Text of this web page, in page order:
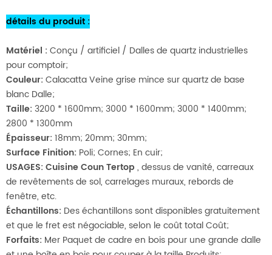
détails du produit :
Matériel :Conçu / artificiel / Dalles de quartz industrielles
pour comptoir;
Couleur:Calacatta Veine grise mince sur quartz de base
blanc Dalle;
Taille:3200 * 1600mm; 3000 * 1600mm; 3000 * 1400mm;
2800 * 1300mm
Épaisseur:18mm; 20mm; 30mm;
Surface Finition: Poli; Cornes; En cuir;
USAGES:Cuisine CounTertop , dessus de vanité, carreaux
de revêtements de sol, carrelages muraux, rebords de
fenêtre, etc.
Échantillons: Des échantillons sont disponibles gratuitement
et que le fret est négociable, selon le coût total Coût;
Forfaits: Mer Paquet de cadre en bois pour une grande dalle